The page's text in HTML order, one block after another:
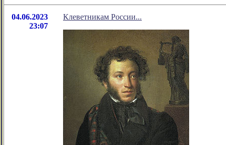
04.06.2023
23:07
Клеветникам России...